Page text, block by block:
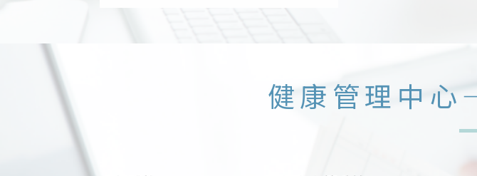
健康管理中